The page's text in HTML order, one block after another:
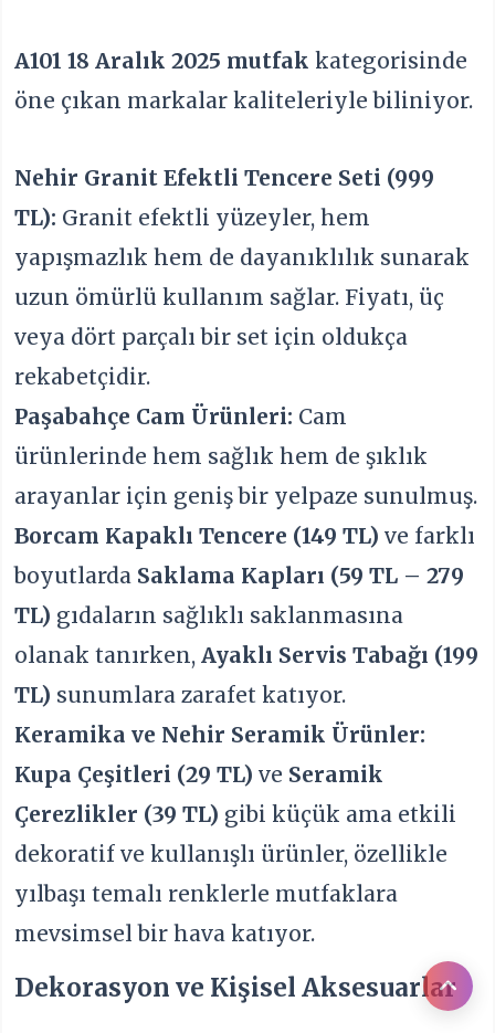
A101 18 Aralık 2025 mutfak kategorisinde
öne çıkan markalar kaliteleriyle biliniyor.
Nehir Granit Efektli Tencere Seti (999
TL): Granit efektli yüzeyler, hem
yapışmazlık hem de dayanıklılık sunarak
uzun ömürlü kullanım sağlar. Fiyatı, üç
veya dört parçalı bir set için oldukça
rekabetçidir.
Paşabahçe Cam Ürünleri: Cam
ürünlerinde hem sağlık hem de şıklık
arayanlar için geniş bir yelpaze sunulmuş.
Borcam Kapaklı Tencere (149 TL) ve farklı
boyutlarda Saklama Kapları (59 TL – 279
TL) gıdaların sağlıklı saklanmasına
olanak tanırken,Ayaklı Servis Tabağı (199
TL) sunumlara zarafet katıyor.
Keramika ve Nehir Seramik Ürünler:
Kupa Çeşitleri (29 TL) ve Seramik
Çerezlikler (39 TL) gibi küçük ama etkili
dekoratif ve kullanışlı ürünler, özellikle
yılbaşı temalı renklerle mutfaklara
mevsimsel bir hava katıyor.
Dekorasyon ve Kişisel Aksesuarlar